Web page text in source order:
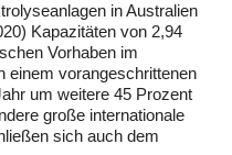
in Australien
Kapazitäten von 2,94
Vorhaben im
einem vorangeschrittenen
um weitere 45 Prozent
große internationale
sich auch dem